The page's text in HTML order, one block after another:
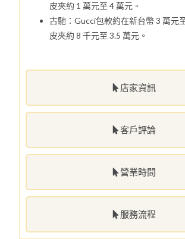
店家資訊
客戶評論
營業時間
服務流程
皮夾約 1 萬元至 4 萬元。
古馳：Gucci包款約在新台幣 3 萬元
皮夾約 8 千元至 3.5 萬元。